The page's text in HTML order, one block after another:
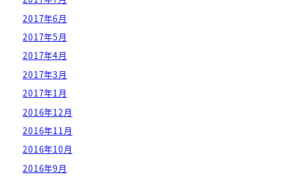
2017年6月
2017年5月
2017年4月
2017年3月
2017年1月
2016年12月
2016年11月
2016年10月
2016年9月